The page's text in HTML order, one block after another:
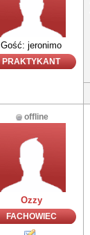
Gość: jeronimo
PRAKTYKANT
offline
Ozzy
FACHOWIEC